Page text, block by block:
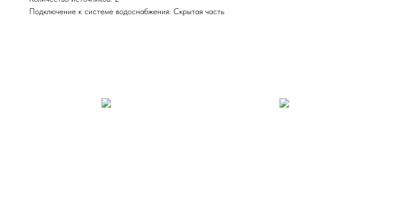
Подключение к системе водоснабжения: Скрытая часть